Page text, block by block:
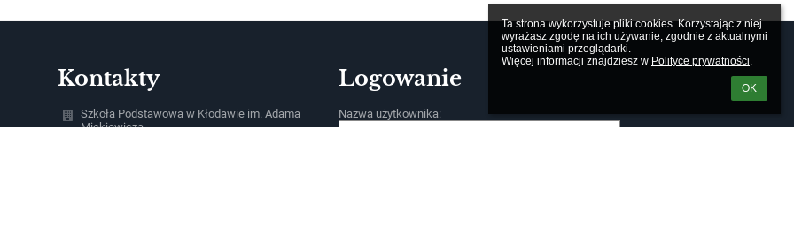
Ta strona wykorzystuje pliki cookies. Korzystając z niej
wyrażasz zgodę na ich używanie, zgodnie z aktualnymi
ustawieniami przeglądarki.
Więcej informacji znajdziesz w Polityce prywatności.
OK
Kontakty
Szkoła Podstawowa w Kłodawie im. Adama
Mickiewicza
Logowanie
Nazwa użytkownika: